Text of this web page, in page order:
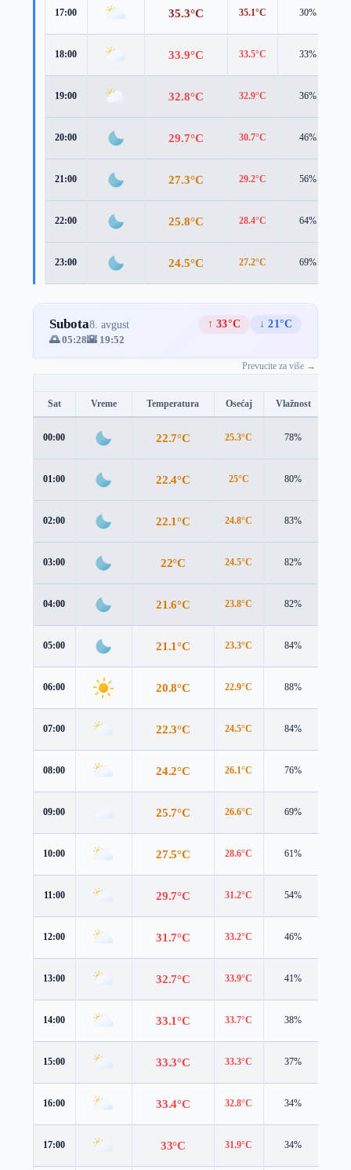
17:00 35.3°C 35.1°C 30%
18:00 33.9°C 33.5°C 33%
19:00 32.8°C 32.9°C 36%
20:00 29.7°C 30.7°C 46%
21:00 27.3°C 29.2°C 56%
22:00 25.8°C 28.4°C 64%
23:00 24.5°C 27.2°C 69%
Subota8. avgust ↑ 33°C
↓ 21°C
🌅 05:28🌇 19:52
Prevucite za više →
Sat Vreme Temperatura Osećaj Vlažnost
00:00 22.7°C 25.3°C 78%
01:00 22.4°C 25°C 80%
02:00 22.1°C 24.8°C 83%
03:00 22°C 24.5°C 82%
04:00 21.6°C 23.8°C 82%
05:00 21.1°C 23.3°C 84%
06:00 20.8°C 22.9°C 88%
07:00 22.3°C 24.5°C 84%
08:00 24.2°C 26.1°C 76%
09:00 25.7°C 26.6°C 69%
10:00 27.5°C 28.6°C 61%
11:00 29.7°C 31.2°C 54%
12:00 31.7°C 33.2°C 46%
13:00 32.7°C 33.9°C 41%
14:00 33.1°C 33.7°C 38%
15:00 33.3°C 33.3°C 37%
16:00 33.4°C 32.8°C 34%
17:00 33°C 31.9°C 34%